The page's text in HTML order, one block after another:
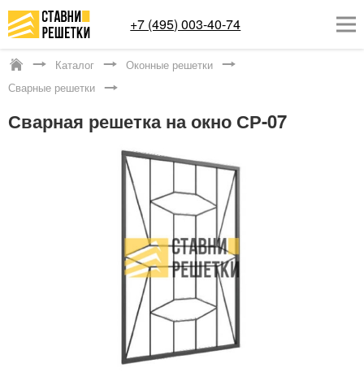
+7 (495) 003-40-74
СТАВНИ НА ОКНА
Заказать обратный звонок
Каталог
Оконные решетки
Сварные решетки
Сварная решетка на окно СР-07